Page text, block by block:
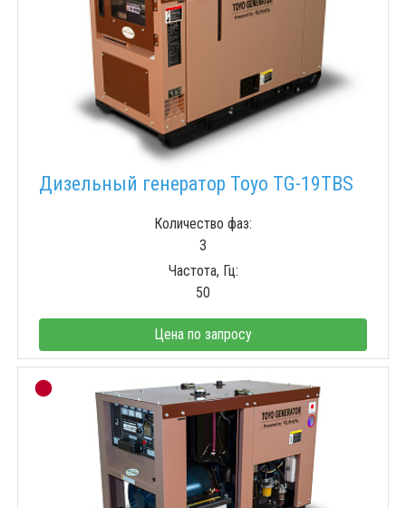
Дизельный генератор Toyo TG-19TBS
Количество фаз:
3
Частота, Гц:
50
Цена по запросу